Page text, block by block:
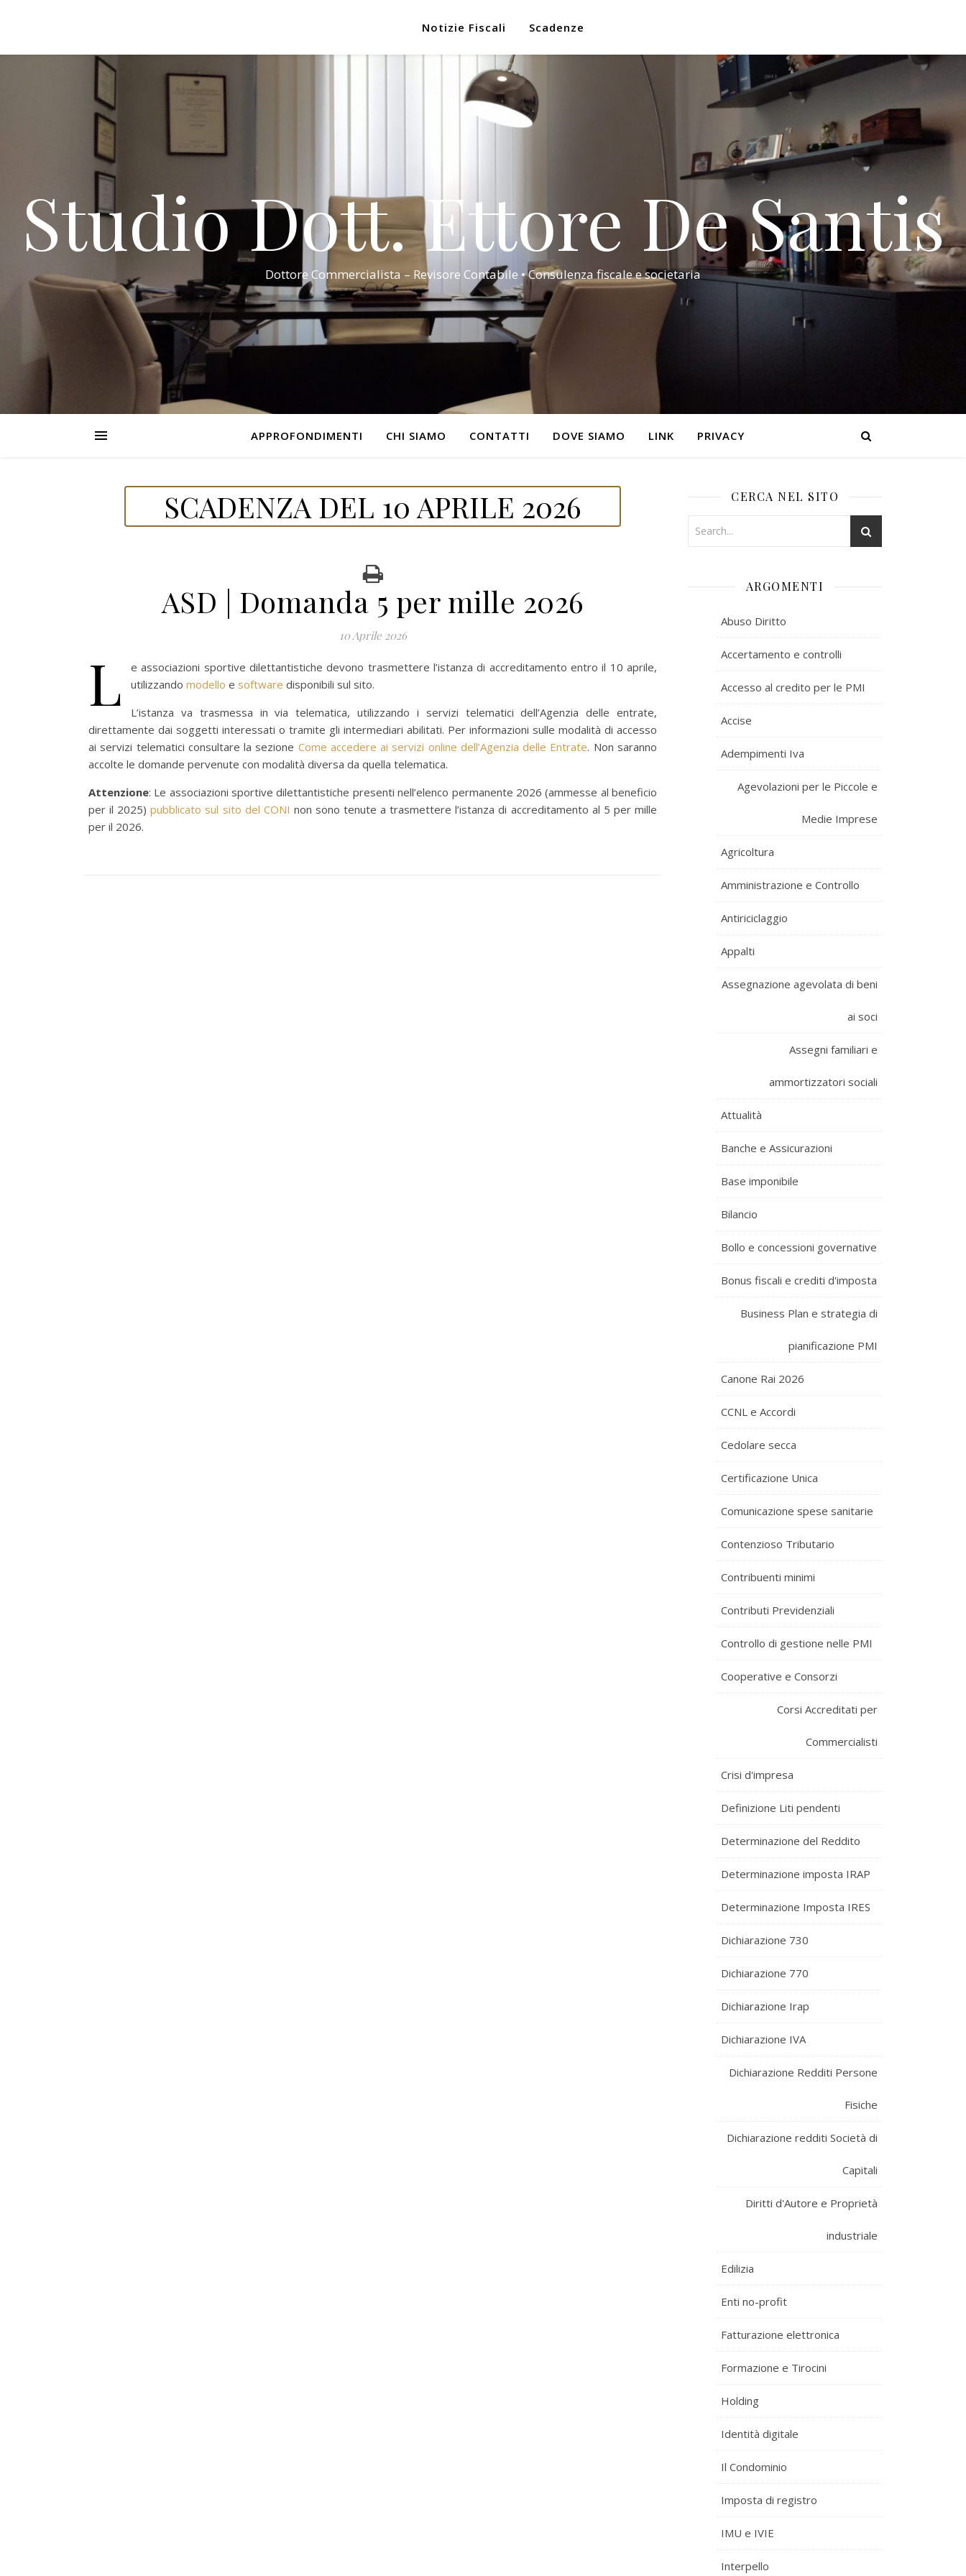
Notizie Fiscali Scadenze
Studio Dott. Ettore De Santis
Dottore Commercialista – Revisore Contabile • Consulenza fiscale e societaria
APPROFONDIMENTI CHI SIAMO CONTATTI DOVE SIAMO LINK PRIVACY
SCADENZA DEL 10 APRILE 2026
ASD | Domanda 5 per mille 2026
10 Aprile 2026
L
e associazioni sportive dilettantistiche devono trasmettere l’istanza di accreditamento entro il 10 aprile,
utilizzando modello e software disponibili sul sito.
L’istanza va trasmessa in via telematica, utilizzando i servizi telematici dell’Agenzia delle entrate,
direttamente dai soggetti interessati o tramite gli intermediari abilitati. Per informazioni sulle modalità di accesso
ai servizi telematici consultare la sezione Come accedere ai servizi online dell’Agenzia delle Entrate. Non saranno
accolte le domande pervenute con modalità diversa da quella telematica.
Attenzione: Le associazioni sportive dilettantistiche presenti nell’elenco permanente 2026 (ammesse al beneficio
per il 2025)pubblicato sul sito del CONI non sono tenute a trasmettere l’istanza di accreditamento al 5 per mille
per il 2026.
CERCA NEL SITO
ARGOMENTI
Abuso Diritto
Accertamento e controlli
Accesso al credito per le PMI
Accise
Adempimenti Iva
Agevolazioni per le Piccole e
Medie Imprese
Agricoltura
Amministrazione e Controllo
Antiriciclaggio
Appalti
Assegnazione agevolata di beni
ai soci
Assegni familiari e
ammortizzatori sociali
Attualità
Banche e Assicurazioni
Base imponibile
Bilancio
Bollo e concessioni governative
Bonus fiscali e crediti d'imposta
Business Plan e strategia di
pianificazione PMI
Canone Rai 2026
CCNL e Accordi
Cedolare secca
Certificazione Unica
Comunicazione spese sanitarie
Contenzioso Tributario
Contribuenti minimi
Contributi Previdenziali
Controllo di gestione nelle PMI
Cooperative e Consorzi
Corsi Accreditati per
Commercialisti
Crisi d'impresa
Definizione Liti pendenti
Determinazione del Reddito
Determinazione imposta IRAP
Determinazione Imposta IRES
Dichiarazione 730
Dichiarazione 770
Dichiarazione Irap
Dichiarazione IVA
Dichiarazione Redditi Persone
Fisiche
Dichiarazione redditi Società di
Capitali
Diritti d'Autore e Proprietà
industriale
Edilizia
Enti no-profit
Fatturazione elettronica
Formazione e Tirocini
Holding
Identità digitale
Il Condominio
Imposta di registro
IMU e IVIE
Interpello